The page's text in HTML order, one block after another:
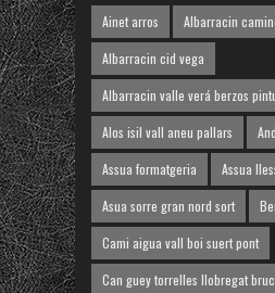
Ainet arros
Albarracin
Albarracin cid vega
Albarracin valle verá berzos
Alos isil vall aneu pallars
Assua formatgeria
Assua
Asua sorre gran nord sort
Cami aigua vall boi suert pont
Can guey torrelles llobregat bruc